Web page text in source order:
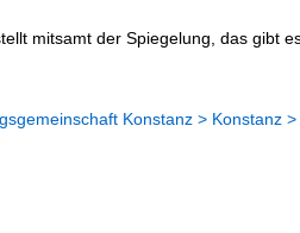
mitsamt der Spiegelung, das gibt
Konstanz > Konstanz >